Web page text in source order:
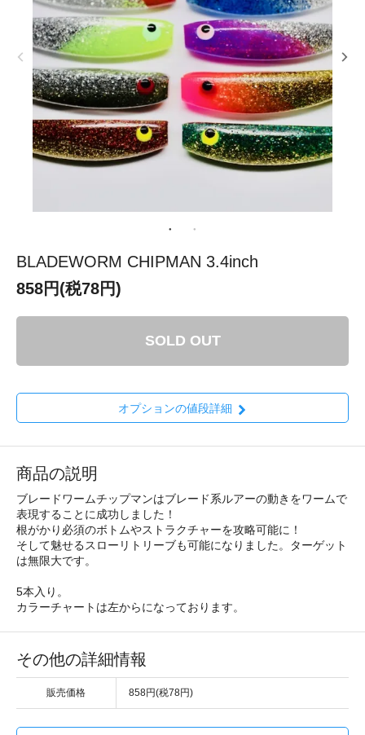
BLADEWORM CHIPMAN 3.4inch
858円(税78円)
SOLD OUT
オプションの値段詳細
商品の説明
ブレードワームチップマンはブレード系ルアーの動きをワームで
表現することに成功しました！
根がかり必須のボトムやストラクチャーを攻略可能に！
そして魅せるスローリトリーブも可能になりました。ターゲット
は無限大です。
5本入り。
カラーチャートは左からになっております。
その他の詳細情報
販売価格 858円(税78円)